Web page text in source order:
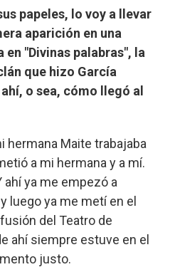
papeles, lo voy a llevar
aparición en una
"Divinas palabras", la
que hizo García
o sea, cómo llegó al
hermana Maite trabajaba
a mi hermana y a mí.
ahí ya me empezó a
luego ya me metí en el
del Teatro de
ahí siempre estuve en el
justo.